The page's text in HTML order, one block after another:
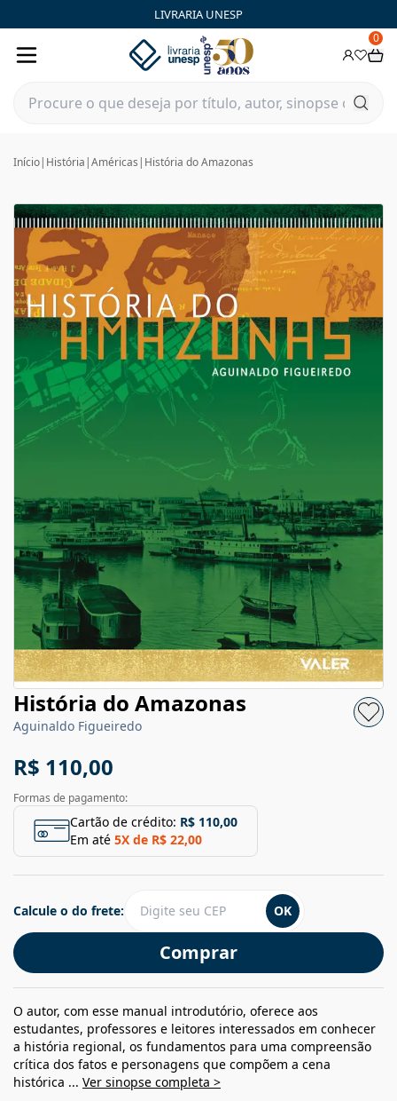
LIVRARIA UNESP
0
Início| História |Américas | História do Amazonas
História do Amazonas
Aguinaldo Figueiredo
R$ 110,00
Formas de pagamento:
Cartão de crédito: R$ 110,00
Em até 5X de R$ 22,00
Comprar
Calcule o do frete: OK
O autor, com esse manual introdutório, oferece aos
estudantes, professores e leitores interessados em conhecer
a história regional, os fundamentos para uma compreensão
crítica dos fatos e personagens que compõem a cena
histórica ... Ver sinopse completa >